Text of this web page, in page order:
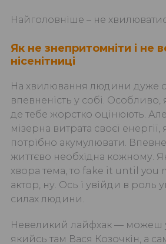
Найголовніше – не
Як не знепритомніти і не
нісенітниці
На хвилювання людини дуже
впевненість у собі. Особливо,
де тебе жорстко оцінюють.
мізерна витрата своєї енергії,
потрібно акумулювати.
життєво необхідна кожному.
хвора тема, то fake it until you
актор, ну. Ось і увійди в роль
силах людини.
Невеликий лайфхак — можеш
якийсь там Вася Козочкін, а